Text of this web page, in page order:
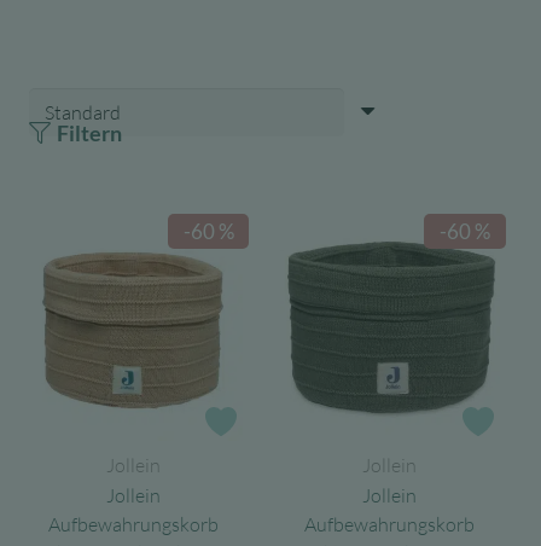
Filtern
-60 %
Jollein
Jollein
Aufbewahrungskorb
-60 %
Jollein
Jollein
Aufbewahrungskorb